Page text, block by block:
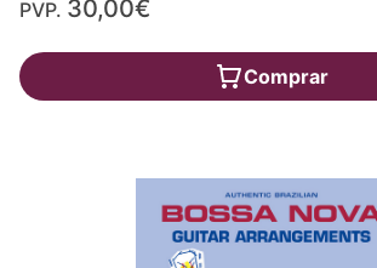
PVP. 30,00€
Comprar